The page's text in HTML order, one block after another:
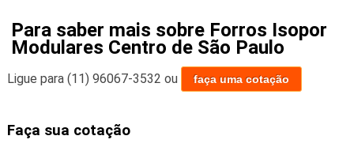
Para saber mais sobre Forros Isopor
Modulares Centro de São Paulo
Ligue para (11) 96067-3532 ou faça uma cotação
Faça sua cotação